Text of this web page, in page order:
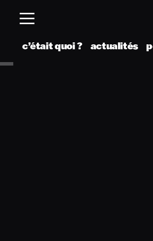
c’était quoi ? actualités